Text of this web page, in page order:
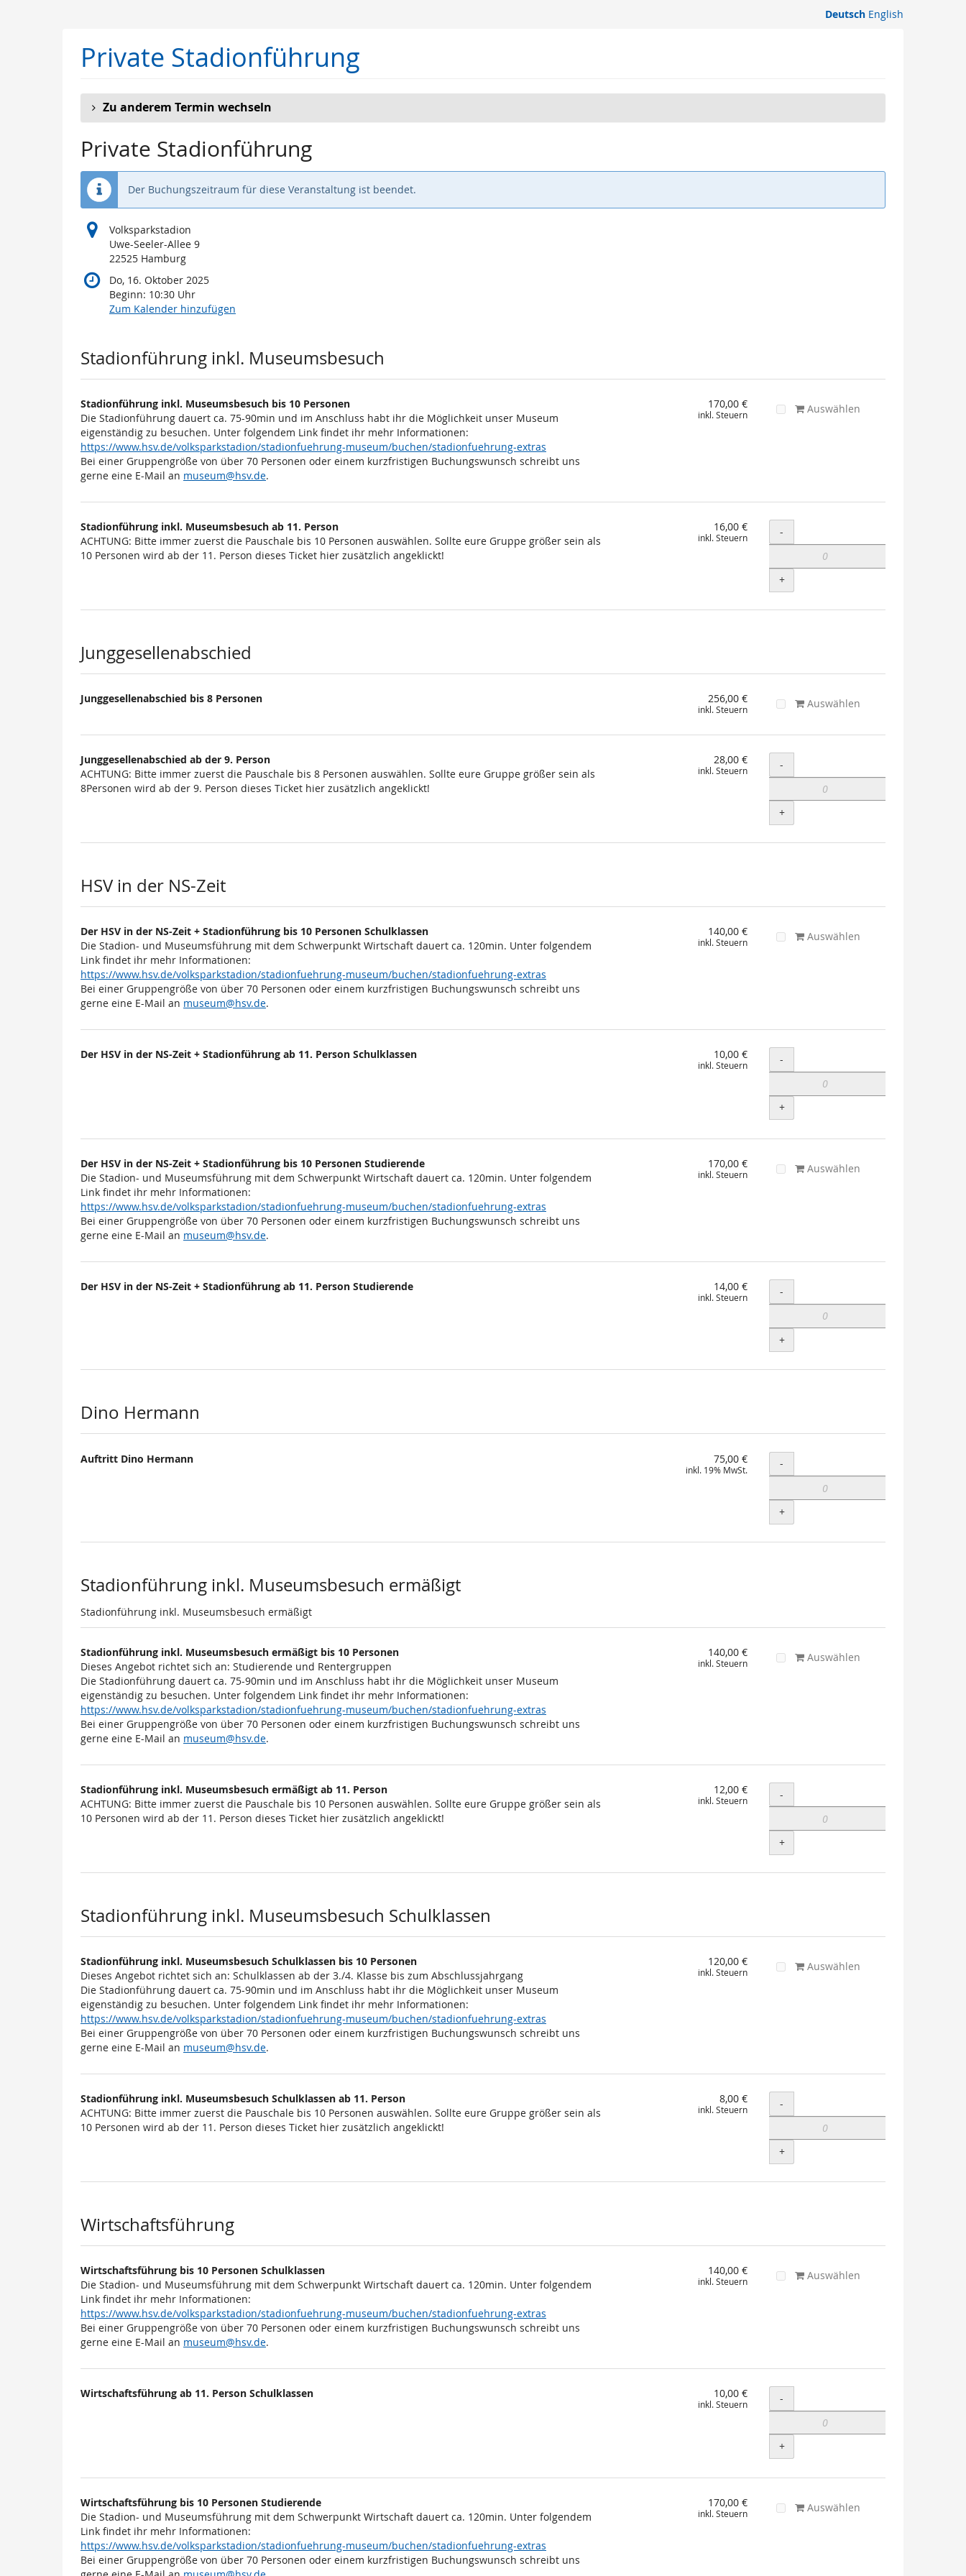
Deutsch English
Private Stadionführung
Zu anderem Termin wechseln
Private Stadionführung
Der Buchungszeitraum für diese Veranstaltung ist beendet.
Volksparkstadion
Uwe-Seeler-Allee 9
22525 Hamburg
Do, 16. Oktober 2025
Beginn: 10:30 Uhr
Zum Kalender hinzufügen
Produkte
Stadionführung inkl. Museumsbesuch
Stadionführung inkl. Museumsbesuch bis 10 Personen
Die Stadionführung dauert ca. 75-90min und im Anschluss habt ihr die Möglichkeit unser Museum
eigenständig zu besuchen. Unter folgendem Link findet ihr mehr Informationen:
https://www.hsv.de/volksparkstadion/stadionfuehrung-museum/buchen/stadionfuehrung-extras
Bei einer Gruppengröße von über 70 Personen oder einem kurzfristigen Buchungswunsch schreibt uns
gerne eine E-Mail an museum@hsv.de.
170,00 €
inkl. Steuern Auswählen
Stadionführung inkl. Museumsbesuch ab 11. Person
ACHTUNG: Bitte immer zuerst die Pauschale bis 10 Personen auswählen. Sollte eure Gruppe größer sein als
10 Personen wird ab der 11. Person dieses Ticket hier zusätzlich angeklickt!
16,00 €
inkl. Steuern Menge
-
+
Junggesellenabschied
Junggesellenabschied bis 8 Personen 256,00 €
inkl. Steuern Auswählen
Junggesellenabschied ab der 9. Person
ACHTUNG: Bitte immer zuerst die Pauschale bis 8 Personen auswählen. Sollte eure Gruppe größer sein als
8Personen wird ab der 9. Person dieses Ticket hier zusätzlich angeklickt!
28,00 €
inkl. Steuern Menge
-
+
HSV in der NS-Zeit
Der HSV in der NS-Zeit + Stadionführung bis 10 Personen Schulklassen
Die Stadion- und Museumsführung mit dem Schwerpunkt Wirtschaft dauert ca. 120min. Unter folgendem
Link findet ihr mehr Informationen:
https://www.hsv.de/volksparkstadion/stadionfuehrung-museum/buchen/stadionfuehrung-extras
Bei einer Gruppengröße von über 70 Personen oder einem kurzfristigen Buchungswunsch schreibt uns
gerne eine E-Mail an museum@hsv.de.
140,00 €
inkl. Steuern Auswählen
Der HSV in der NS-Zeit + Stadionführung ab 11. Person Schulklassen 10,00 €
inkl. Steuern Menge
-
+
Der HSV in der NS-Zeit + Stadionführung bis 10 Personen Studierende
Die Stadion- und Museumsführung mit dem Schwerpunkt Wirtschaft dauert ca. 120min. Unter folgendem
Link findet ihr mehr Informationen:
https://www.hsv.de/volksparkstadion/stadionfuehrung-museum/buchen/stadionfuehrung-extras
Bei einer Gruppengröße von über 70 Personen oder einem kurzfristigen Buchungswunsch schreibt uns
gerne eine E-Mail an museum@hsv.de.
170,00 €
inkl. Steuern Auswählen
Der HSV in der NS-Zeit + Stadionführung ab 11. Person Studierende 14,00 €
inkl. Steuern Menge
-
+
Dino Hermann
Auftritt Dino Hermann 75,00 €
inkl. 19% MwSt. Menge
-
+
Stadionführung inkl. Museumsbesuch ermäßigt
Stadionführung inkl. Museumsbesuch ermäßigt
Stadionführung inkl. Museumsbesuch ermäßigt bis 10 Personen
Dieses Angebot richtet sich an: Studierende und Rentergruppen
Die Stadionführung dauert ca. 75-90min und im Anschluss habt ihr die Möglichkeit unser Museum
eigenständig zu besuchen. Unter folgendem Link findet ihr mehr Informationen:
https://www.hsv.de/volksparkstadion/stadionfuehrung-museum/buchen/stadionfuehrung-extras
Bei einer Gruppengröße von über 70 Personen oder einem kurzfristigen Buchungswunsch schreibt uns
gerne eine E-Mail an museum@hsv.de.
140,00 €
inkl. Steuern Auswählen
Stadionführung inkl. Museumsbesuch ermäßigt ab 11. Person
ACHTUNG: Bitte immer zuerst die Pauschale bis 10 Personen auswählen. Sollte eure Gruppe größer sein als
10 Personen wird ab der 11. Person dieses Ticket hier zusätzlich angeklickt!
12,00 €
inkl. Steuern Menge
-
+
Stadionführung inkl. Museumsbesuch Schulklassen
Stadionführung inkl. Museumsbesuch Schulklassen bis 10 Personen
Dieses Angebot richtet sich an: Schulklassen ab der 3./4. Klasse bis zum Abschlussjahrgang
Die Stadionführung dauert ca. 75-90min und im Anschluss habt ihr die Möglichkeit unser Museum
eigenständig zu besuchen. Unter folgendem Link findet ihr mehr Informationen:
https://www.hsv.de/volksparkstadion/stadionfuehrung-museum/buchen/stadionfuehrung-extras
Bei einer Gruppengröße von über 70 Personen oder einem kurzfristigen Buchungswunsch schreibt uns
gerne eine E-Mail an museum@hsv.de.
120,00 €
inkl. Steuern Auswählen
Stadionführung inkl. Museumsbesuch Schulklassen ab 11. Person
ACHTUNG: Bitte immer zuerst die Pauschale bis 10 Personen auswählen. Sollte eure Gruppe größer sein als
10 Personen wird ab der 11. Person dieses Ticket hier zusätzlich angeklickt!
8,00 €
inkl. Steuern Menge
-
+
Wirtschaftsführung
Wirtschaftsführung bis 10 Personen Schulklassen
Die Stadion- und Museumsführung mit dem Schwerpunkt Wirtschaft dauert ca. 120min. Unter folgendem
Link findet ihr mehr Informationen:
https://www.hsv.de/volksparkstadion/stadionfuehrung-museum/buchen/stadionfuehrung-extras
Bei einer Gruppengröße von über 70 Personen oder einem kurzfristigen Buchungswunsch schreibt uns
gerne eine E-Mail an museum@hsv.de.
140,00 €
inkl. Steuern Auswählen
Wirtschaftsführung ab 11. Person Schulklassen 10,00 €
inkl. Steuern Menge
-
+
Wirtschaftsführung bis 10 Personen Studierende
Die Stadion- und Museumsführung mit dem Schwerpunkt Wirtschaft dauert ca. 120min. Unter folgendem
Link findet ihr mehr Informationen:
https://www.hsv.de/volksparkstadion/stadionfuehrung-museum/buchen/stadionfuehrung-extras
Bei einer Gruppengröße von über 70 Personen oder einem kurzfristigen Buchungswunsch schreibt uns
170,00 €
inkl. Steuern Auswählen